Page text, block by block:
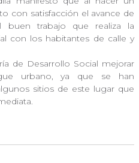
con satisfacción el avance de
buen trabajo que realiza la
con los habitantes de calle y
de Desarrollo Social mejorar
urbano, ya que se han
sitios de este lugar que